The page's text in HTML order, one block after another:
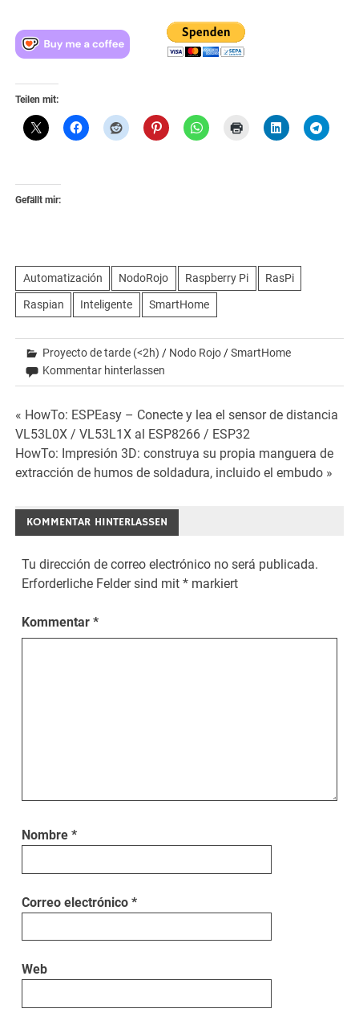
Teilen mit:
Gefällt mir:
Automatización NodoRojo Raspberry Pi RasPi
Raspian Inteligente SmartHome
Proyecto de tarde (<2h) / Nodo Rojo/SmartHome
Kommentar hinterlassen
Beitrags-
Navigation
« HowTo: ESPEasy – Conecte y lea el sensor de distancia
VL53L0X / VL53L1X al ESP8266 / ESP32
HowTo: Impresión 3D: construya su propia manguera de
extracción de humos de soldadura, incluido el embudo »
KOMMENTAR HINTERLASSEN
Tu dirección de correo electrónico no será publicada.
Erforderliche Felder sind mit* markiert
Kommentar*
Nombre*
Correo electrónico*
Web